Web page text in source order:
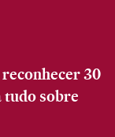
30
sobre